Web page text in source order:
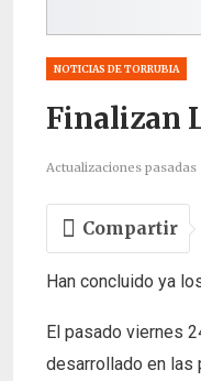
NOTICIAS DE TORRUBIA
Finalizan
Actualizaciones pasadas
Compartir
Han concluido ya
El pasado viernes
desarrollado en las